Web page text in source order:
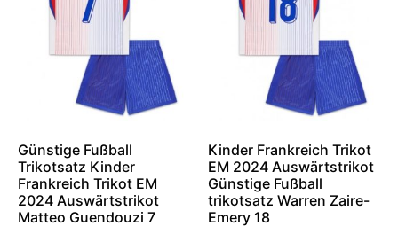
Günstige Fußball
Trikotsatz Kinder
Frankreich Trikot EM
2024 Auswärtstrikot
Matteo Guendouzi 7
Kinder Frankreich Trikot
EM 2024 Auswärtstrikot
Günstige Fußball
trikotsatz Warren Zaire-
Emery 18